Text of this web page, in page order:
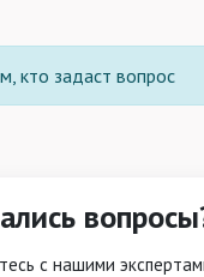
кто задаст вопрос
с нашими